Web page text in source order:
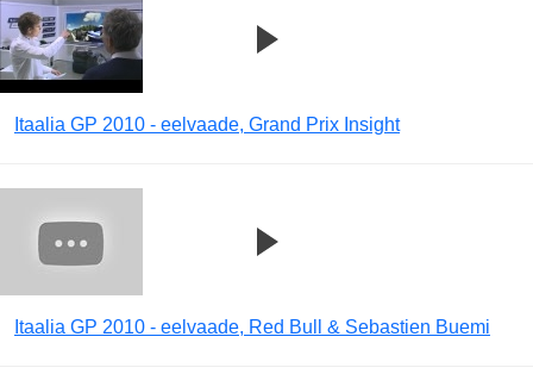
Itaalia GP 2010 - eelvaade, Grand Prix Insight
Itaalia GP 2010 - eelvaade, Red Bull & Sebastien Buemi